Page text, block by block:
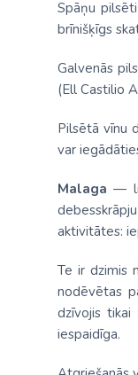
Spāņu
brīnišķīgs
Galvenās
(Ell Castilio
Pilsētā vīnu
var
Malaga —
aktivitātes:
Te ir dzimis
nodēvētas
dzīvojis
iespaidīga.